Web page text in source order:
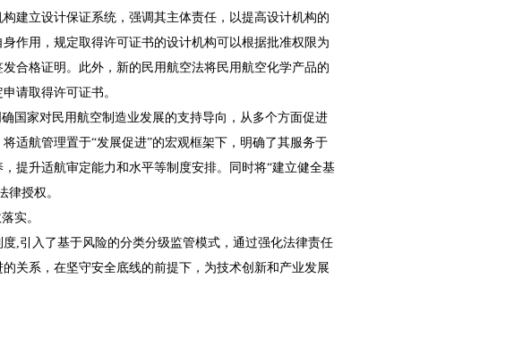
建立设计保证系统，强调其主体责任，以提高设计机构的
作用，规定取得许可证书的设计机构可以根据批准权限为
合格证明。此外，新的民用航空法将民用航空化学产品的
请取得许可证书。
国家对民用航空制造业发展的支持导向，从多个方面促进
适航管理置于“发展促进”的宏观框架下，明确了其服务于
提升适航审定能力和水平等制度安排。同时将“建立健全基
授权。
实。
,引入了基于风险的分类分级监管模式，通过强化法律责任
关系，在坚守安全底线的前提下，为技术创新和产业发展